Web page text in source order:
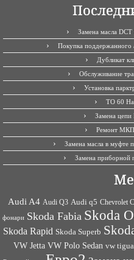
Замена масла
Покупка поддержанного
Дубликат
Обслуживание
Установка
ТО 60
Замена
Ремонт
Замена масла в муфте
Замена приборной
Audi A4 Audi Q3 Audi q5 Chevrolet
фонари Skoda Fabia Skoda
Skoda Rapid Skoda Superb
VW Jetta VW Polo Sedan vw